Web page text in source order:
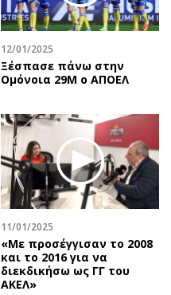
Αναδρομές
Πρόσωπα
Περιβάλλον
Good Life
Showbiz
Ταξίδια
Συνταγές
Έξοδος
Εκπομπές
Wine routes
Podcasts
12/01/2025
Ξέσπασε πάνω στην
Ομόνοια 29Μ ο ΑΠΟΕΛ
11/01/2025
«Με προσέγγισαν το 2008
και το 2016 για να
διεκδικήσω ως ΓΓ του
ΑΚΕΛ»